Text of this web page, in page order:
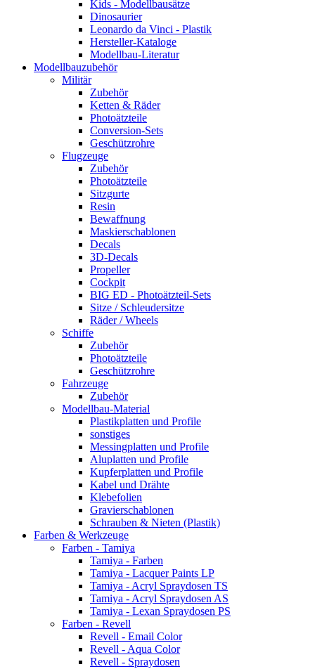
Kids - Modellbausätze
Dinosaurier
Leonardo da Vinci - Plastik
Hersteller-Kataloge
Modellbau-Literatur
Modellbauzubehör
Militär
Zubehör
Ketten & Räder
Photoätzteile
Conversion-Sets
Geschützrohre
Flugzeuge
Zubehör
Photoätzteile
Sitzgurte
Resin
Bewaffnung
Maskierschablonen
Decals
3D-Decals
Propeller
Cockpit
BIG ED - Photoätzteil-Sets
Sitze / Schleudersitze
Räder / Wheels
Schiffe
Zubehör
Photoätzteile
Geschützrohre
Fahrzeuge
Zubehör
Modellbau-Material
Plastikplatten und Profile
sonstiges
Messingplatten und Profile
Aluplatten und Profile
Kupferplatten und Profile
Kabel und Drähte
Klebefolien
Gravierschablonen
Schrauben & Nieten (Plastik)
Farben & Werkzeuge
Farben - Tamiya
Tamiya - Farben
Tamiya - Lacquer Paints LP
Tamiya - Acryl Spraydosen TS
Tamiya - Acryl Spraydosen AS
Tamiya - Lexan Spraydosen PS
Farben - Revell
Revell - Email Color
Revell - Aqua Color
Revell - Spraydosen